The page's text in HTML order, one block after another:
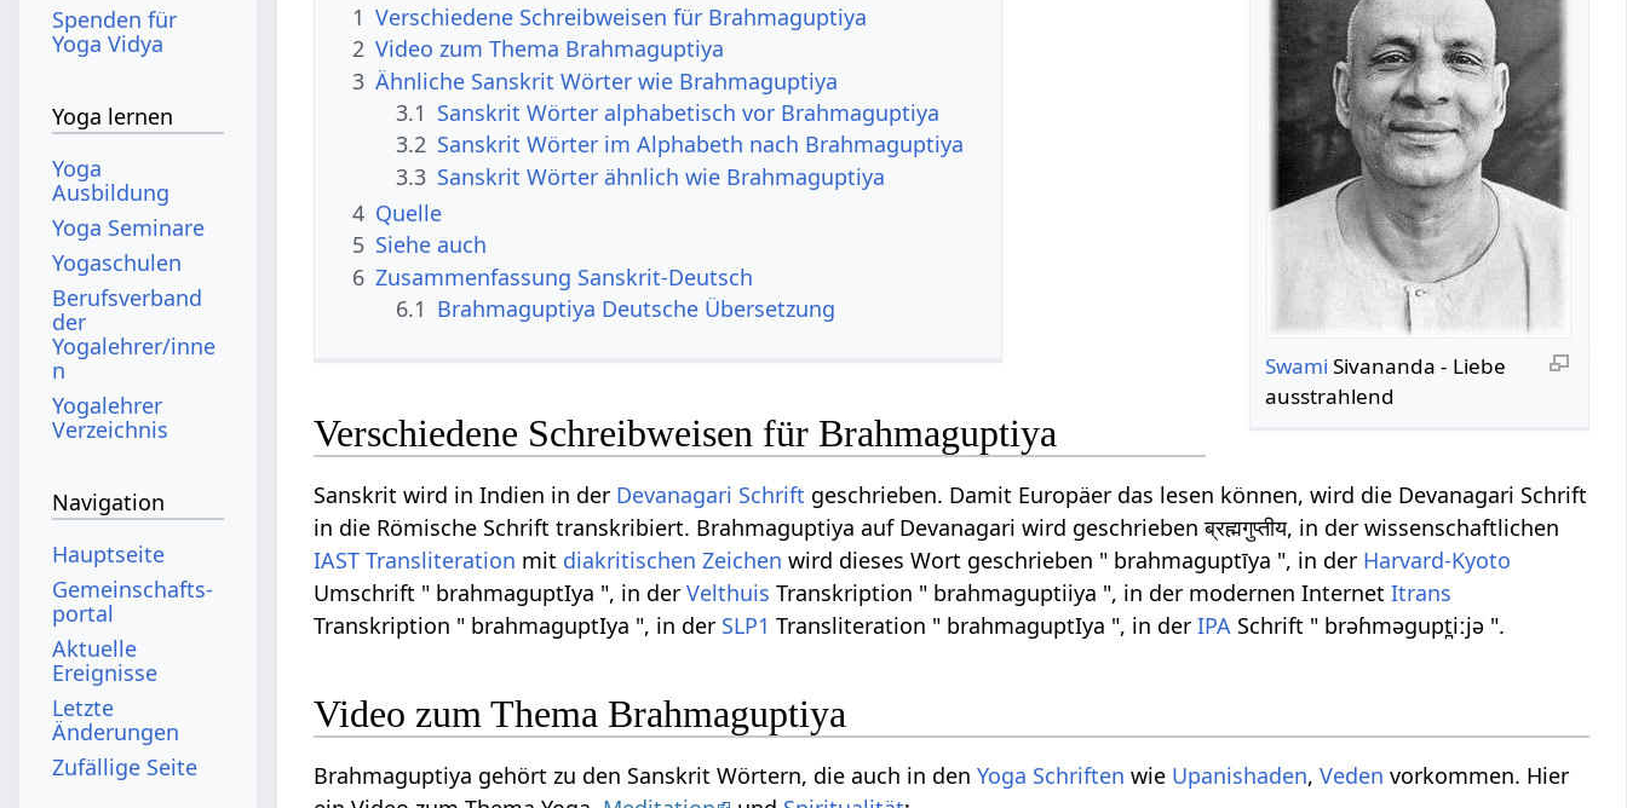
Swami Sivananda - Liebe
ausstrahlend
1 Verschiedene Schreibweisen für Brahmaguptiya
2 Video zum Thema Brahmaguptiya
3 Ähnliche Sanskrit Wörter wie Brahmaguptiya
3.1 Sanskrit Wörter alphabetisch vor Brahmaguptiya
3.2 Sanskrit Wörter im Alphabeth nach Brahmaguptiya
3.3 Sanskrit Wörter ähnlich wie Brahmaguptiya
4 Quelle
5 Siehe auch
6 Zusammenfassung Sanskrit-Deutsch
6.1 Brahmaguptiya Deutsche Übersetzung
Verschiedene Schreibweisen für Brahmaguptiya
Sanskrit wird in Indien in der Devanagari Schrift geschrieben. Damit Europäer das lesen können, wird die Devanagari Schrift
in die Römische Schrift transkribiert. Brahmaguptiya auf Devanagari wird geschrieben ब्रह्मगुप्तीय, in der wissenschaftlichen
IAST Transliteration mit diakritischen Zeichen wird dieses Wort geschrieben " brahmaguptīya ", in der Harvard-Kyoto
Umschrift " brahmaguptIya ", in derVelthuis Transkription " brahmaguptiiya ", in der modernen InternetItrans
Transkription " brahmaguptIya ", in der SLP1 Transliteration " brahmaguptIya ", in derIPA Schrift " brəɦməɡupt̪iːjə ".
Video zum Thema Brahmaguptiya
Brahmaguptiya gehört zu den Sanskrit Wörtern, die auch in denYoga Schriften wie Upanishaden,Veden vorkommen. Hier
Spenden für
Yoga Vidya
Yoga lernen
Yoga
Ausbildung
Yoga Seminare
Yogaschulen
Berufsverband
der
Yogalehrer/inne
n
Yogalehrer
Verzeichnis
Navigation
Hauptseite
Gemeinschafts­
portal
Aktuelle
Ereignisse
Letzte
Änderungen
Zufällige Seite